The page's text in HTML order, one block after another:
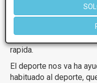
que no vamos a poder
se abandone el
Además la perdida de
rapida.
El deporte nos va ha
habituado al deporte,